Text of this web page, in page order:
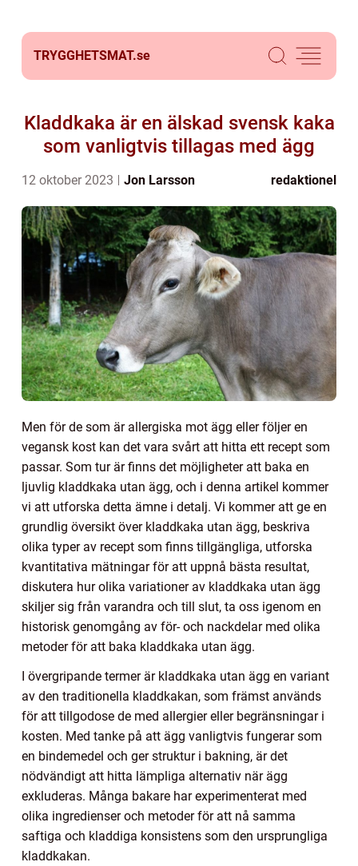
TRYGGHETSMAT.se
Kladdkaka är en älskad svensk kaka
som vanligtvis tillagas med ägg
12 oktober 2023 Jon Larsson redaktionel
Men för de som är allergiska mot ägg eller följer en
vegansk kost kan det vara svårt att hitta ett recept som
passar. Som tur är finns det möjligheter att baka en
ljuvlig kladdkaka utan ägg, och i denna artikel kommer
vi att utforska detta ämne i detalj. Vi kommer att ge en
grundlig översikt över kladdkaka utan ägg, beskriva
olika typer av recept som finns tillgängliga, utforska
kvantitativa mätningar för att uppnå bästa resultat,
diskutera hur olika variationer av kladdkaka utan ägg
skiljer sig från varandra och till slut, ta oss igenom en
historisk genomgång av för- och nackdelar med olika
metoder för att baka kladdkaka utan ägg.
I övergripande termer är kladdkaka utan ägg en variant
av den traditionella kladdkakan, som främst används
för att tillgodose de med allergier eller begränsningar i
kosten. Med tanke på att ägg vanligtvis fungerar som
en bindemedel och ger struktur i bakning, är det
nödvändigt att hitta lämpliga alternativ när ägg
exkluderas. Många bakare har experimenterat med
olika ingredienser och metoder för att nå samma
saftiga och kladdiga konsistens som den ursprungliga
kladdkakan.